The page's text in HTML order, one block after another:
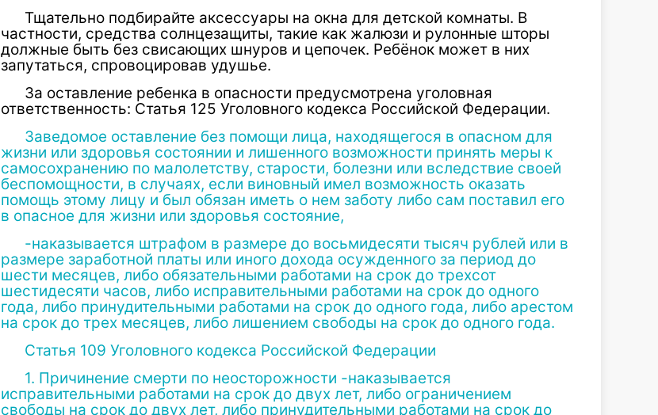
Тщательно подбирайте аксессуары на окна для детской комнаты. В
частности, средства солнцезащиты, такие как жалюзи и рулонные шторы
должные быть без свисающих шнуров и цепочек. Ребёнок может в них
запутаться, спровоцировав удушье.
За оставление ребенка в опасности предусмотрена уголовная
ответственность: Статья 125 Уголовного кодекса Российской Федерации.
Заведомое оставление без помощи лица, находящегося в опасном для
жизни или здоровья состоянии и лишенного возможности принять меры к
самосохранению по малолетству, старости, болезни или вследствие своей
беспомощности, в случаях, если виновный имел возможность оказать
помощь этому лицу и был обязан иметь о нем заботу либо сам поставил его
в опасное для жизни или здоровья состояние,
-наказывается штрафом в размере до восьмидесяти тысяч рублей или в
размере заработной платы или иного дохода осужденного за период до
шести месяцев, либо обязательными работами на срок до трехсот
шестидесяти часов, либо исправительными работами на срок до одного
года, либо принудительными работами на срок до одного года, либо арестом
на срок до трех месяцев, либо лишением свободы на срок до одного года.
Статья 109 Уголовного кодекса Российской Федерации
1. Причинение смерти по неосторожности -наказывается
исправительными работами на срок до двух лет, либо ограничением
свободы на срок до двух лет, либо принудительными работами на срок до